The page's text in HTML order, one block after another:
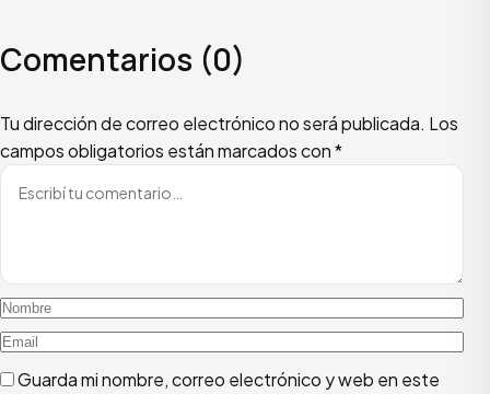
Comentarios (0)
Tu dirección de correo electrónico no será publicada. Los
campos obligatorios están marcados con*
Escribí tu comentario
Nombre
Email
Guarda mi nombre, correo electrónico y web en este